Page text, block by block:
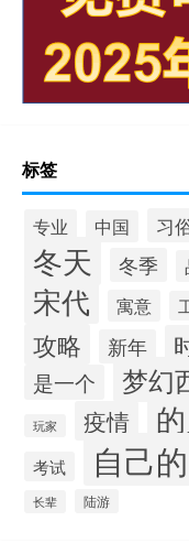
标签
专业 中国 习
冬天 冬季
宋代 寓意
攻略 新年
是一个 梦幻
玩家 疫情
考试 自己的
长辈 陆游